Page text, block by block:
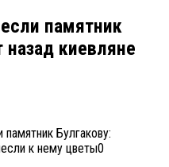
памятник
назад киевляне